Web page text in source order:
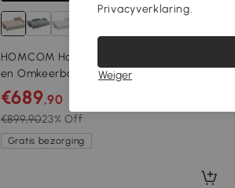
HOMCOM Hoekbank met Slaapfunctie
en Omkeerbare Chaise Longue, L-
vormige 3-zitsbank van Velours, Beige
€689,90
€899,9023% Off
Gratis bezorging
Privacyverklaring.
Weiger